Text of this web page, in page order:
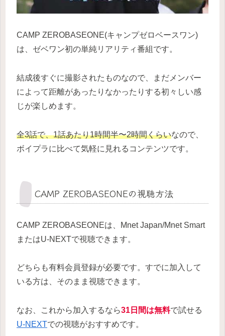
CAMP ZEROBASEONE(キャンプゼロベースワン)
は、ゼベワン初の単純リアリティ番組です。
結成後すぐに撮影されたものなので、まだメンバー
によって距離があったりなかったりする初々しい感
じが楽しめます。
全3話で、1話あたり1時間半〜2時間くらいなので、
ボイプラに比べて気軽に見れるコンテンツです。
CAMP ZEROBASEONEの視聴方法
CAMP ZEROBASEONEは、Mnet Japan/Mnet Smart
またはU-NEXTで視聴できます。
どちらも有料会員登録が必要です。すでに加入して
いる方は、そのまま視聴できます。
なお、これから加入するなら31日間は無料で試せる
U-NEXTでの視聴がおすすめです。